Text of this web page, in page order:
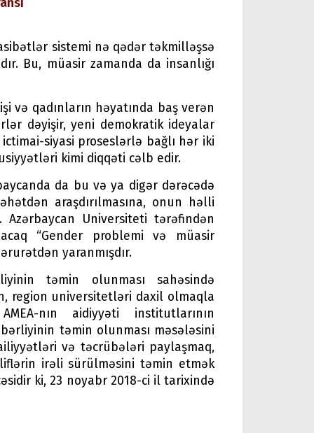
sistemi nə qədər təkmilləşsə
Bu, müasir zamanda da insanlığı
və qadınların həyatında baş verən
dəyişir, yeni demokratik ideyalar
siyasi proseslərlə bağlı hər iki
kimi diqqəti cəlb edir.
da bu və ya digər dərəcədə
araşdırılmasına, onun həlli
Azərbaycan Universiteti tərəfindən
“Gender problemi və müasir
yaranmışdır.
təmin olunması sahəsində
region universitetləri daxil olmaqla
nın aidiyyəti institutlarının
təmin olunması məsələsini
və təcrübələri paylaşmaq,
irəli sürülməsini təmin etmək
ki, 23 noyabr 2018-ci il tarixində